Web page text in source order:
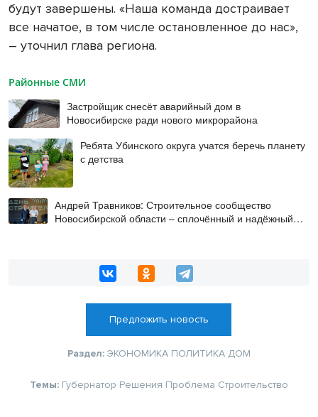
будут завершены. «Наша команда достраивает
все начатое, в том числе остановленное до нас»,
– уточнил глава региона.
Районные СМИ
Застройщик снесёт аварийный дом в
Новосибирске ради нового микрорайона
Ребята Убинского округа учатся беречь планету
с детства
Андрей Травников: Строительное сообщество
Новосибирской области – сплочённый и надёжный
Предложить новость
Раздел: ЭКОНОМИКА ПОЛИТИКА ДОМ
Темы: Губернатор Решения Проблема Строительство